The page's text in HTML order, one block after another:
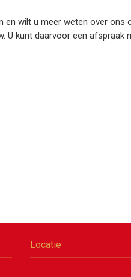
en wilt u meer weten over
U kunt daarvoor een afspraak
Locatie